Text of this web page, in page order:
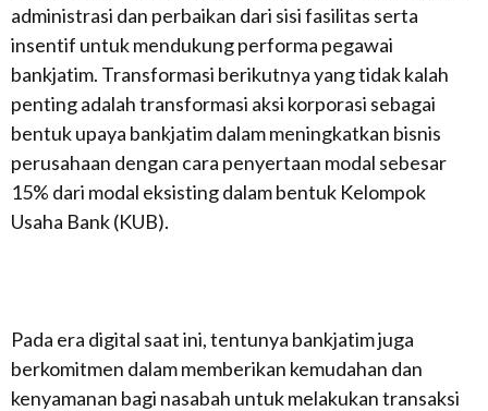
administrasi dan perbaikan dari sisi fasilitas serta
insentif untuk mendukung performa pegawai
bankjatim. Transformasi berikutnya yang tidak kalah
penting adalah transformasi aksi korporasi sebagai
bentuk upaya bankjatim dalam meningkatkan bisnis
perusahaan dengan cara penyertaan modal sebesar
15% dari modal eksisting dalam bentuk Kelompok
Usaha Bank (KUB).
Pada era digital saat ini, tentunya bankjatim juga
berkomitmen dalam memberikan kemudahan dan
kenyamanan bagi nasabah untuk melakukan transaksi